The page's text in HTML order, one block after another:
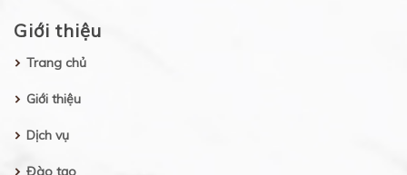
Giới thiệu
Trang chủ
Giới thiệu
Dịch vụ
Đào tạo